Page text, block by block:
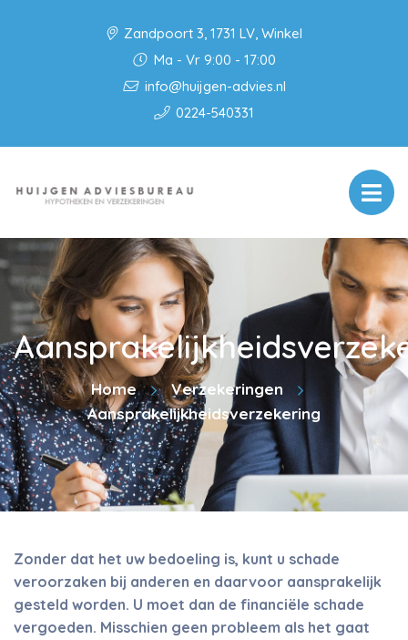
Zandpoort 3, 1731 LV, Winkel
Ma - Vr 9:00 - 17:00
info@huijgen-advies.nl
0224-540331
Home
Verzekeringen
Aansprakelijkheidsverzekering
Zonder dat het uw bedoeling is, kunt u schade
veroorzaken bij anderen en daarvoor aansprakelijk
gesteld worden. U moet dan de financiële schade
vergoeden. Misschien geen probleem als het gaat